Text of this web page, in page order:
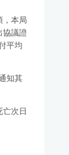
，本局
協議證
平均
知其
次日